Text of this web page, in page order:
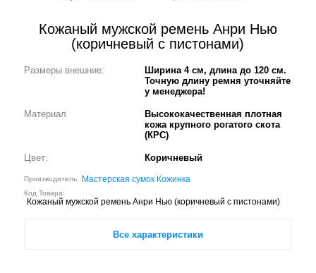
Кожаный мужской ремень Анри Нью
(коричневый с пистонами)
Размеры внешние:
Ширина 4 см, длина до 120 см.
Точную длину ремня уточняйте
у менеджера!
Материал
Высококачественная плотная
кожа крупного рогатого скота
(КРС)
Цвет: Коричневый
Производитель: Мастерская сумок Кожинка
Код Товара:
Кожаный мужской ремень Анри Нью (коричневый с пистонами)
Все характеристики